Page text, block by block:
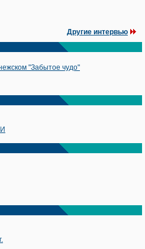
Другие интервью
"Забытое чудо"